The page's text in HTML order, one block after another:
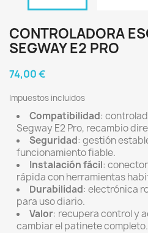
CONTROLADORA
SEGWAY E2 PRO
74,00 €
Impuestos incluidos
Compatibilidad:
Segway E2 Pro, recambio
Seguridad: gestión
funcionamiento fiable.
Instalación fácil:
rápida con herramientas
Durabilidad: electrónica
para uso diario.
Valor: recupera control y
cambiar el patinete completo.